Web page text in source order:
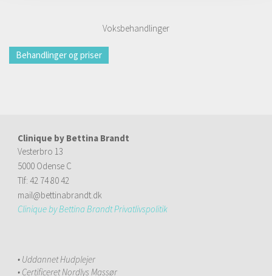
Voksbehandlinger
Behandlinger og priser
Clinique by Bettina Brandt
Vesterbro 13
5000 Odense C
Tlf: 42 74 80 42
mail@bettinabrandt.dk
Clinique by Bettina Brandt Privatlivspolitik
• Uddannet Hudplejer
• Certificeret Nordlys Massør